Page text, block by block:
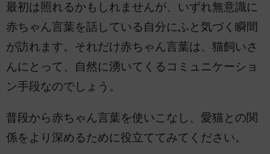
最初は照れるかもしれませんが、いずれ無意識に
赤ちゃん言葉を話している自分にふと気づく瞬間
が訪れます。それだけ赤ちゃん言葉は、猫飼いさ
んにとって、自然に湧いてくるコミュニケーショ
ン手段なのでしょう。
普段から赤ちゃん言葉を使いこなし、愛猫との関
係をより深めるために役立ててみてください。